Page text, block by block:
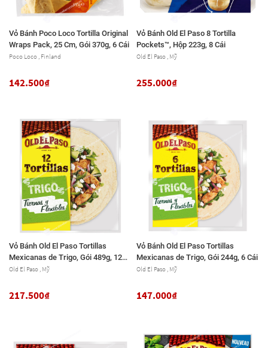
Vỏ Bánh Poco Loco Tortilla Original
Wraps Pack, 25 Cm, Gói 370g, 6 Cái
Poco Loco , Finland
142.500₫
Vỏ Bánh Old El Paso 8 Tortilla
Pockets™, Hộp 223g, 8 Cái
Old El Paso , Mỹ
255.000₫
Vỏ Bánh Old El Paso Tortillas
Mexicanas de Trigo, Gói 489g, 12
Cái
Old El Paso , Mỹ
217.500₫
Vỏ Bánh Old El Paso Tortillas
Mexicanas de Trigo, Gói 244g, 6 Cái
Old El Paso , Mỹ
147.000₫